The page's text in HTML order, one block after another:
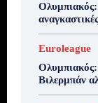
Ολυμπιακός:
Euroleague
Βιλερμπάν